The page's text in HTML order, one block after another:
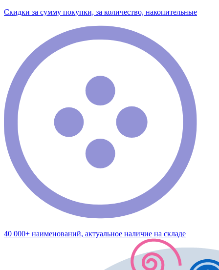
Скидки за сумму покупки, за количество, накопительные
40 000+ наименований, актуальное наличие на складе